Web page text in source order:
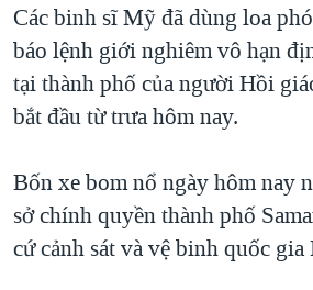
Các binh sĩ Mỹ đã dùng loa
báo lệnh giới nghiêm vô hạn
tại thành phố của người Hồi
bắt đầu từ trưa hôm nay.
Bốn xe bom nổ ngày hôm nay
sở chính quyền thành phố
cứ cảnh sát và vệ binh quốc gia